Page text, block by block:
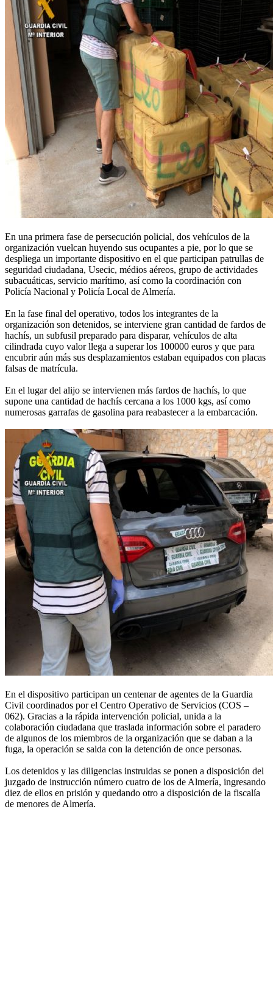
En una primera fase de persecución policial, dos vehículos de la
organización vuelcan huyendo sus ocupantes a pie, por lo que se
despliega un importante dispositivo en el que participan patrullas de
seguridad ciudadana, Usecic, médios aéreos, grupo de actividades
subacuáticas, servicio marítimo, así como la coordinación con
Policía Nacional y Policía Local de Almería.
En la fase final del operativo, todos los integrantes de la
organización son detenidos, se interviene gran cantidad de fardos de
hachís, un subfusil preparado para disparar, vehículos de alta
cilindrada cuyo valor llega a superar los 100000 euros y que para
encubrir aún más sus desplazamientos estaban equipados con placas
falsas de matrícula.
En el lugar del alijo se intervienen más fardos de hachís, lo que
supone una cantidad de hachís cercana a los 1000 kgs, así como
numerosas garrafas de gasolina para reabastecer a la embarcación.
En el dispositivo participan un centenar de agentes de la Guardia
Civil coordinados por el Centro Operativo de Servicios (COS –
062). Gracias a la rápida intervención policial, unida a la
colaboración ciudadana que traslada información sobre el paradero
de algunos de los miembros de la organización que se daban a la
fuga, la operación se salda con la detención de once personas.
Los detenidos y las diligencias instruidas se ponen a disposición del
juzgado de instrucción número cuatro de los de Almería, ingresando
diez de ellos en prisión y quedando otro a disposición de la fiscalía
de menores de Almería.